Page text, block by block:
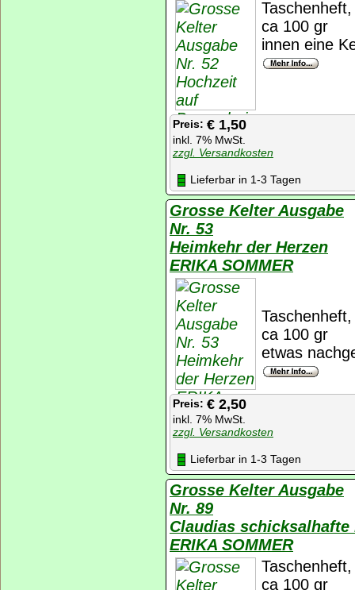
ca 100 gr
innen eine
Preis: € 1,50
inkl. 7% MwSt.
zzgl. Versandkosten
Lieferbar in 1-3 Tagen
Grosse Kelter Ausgabe
Nr. 53
Heimkehr der Herzen
ERIKA SOMMER
ca 100 gr
etwas
Preis: € 2,50
inkl. 7% MwSt.
zzgl. Versandkosten
Lieferbar in 1-3 Tagen
Grosse Kelter Ausgabe
Nr. 89
Claudias schicksalhafte
ERIKA SOMMER
ca 100 gr